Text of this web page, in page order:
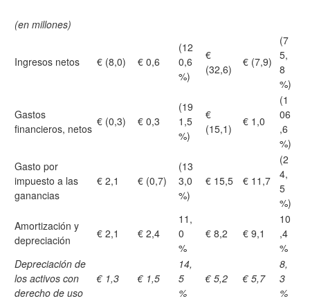
(en millones)
Ingresos netos € (8,0) € 0,6
(12
0,6
%)
€
(32,6)
€ (7,9)
(7
5,
8
%)
Gastos
financieros, netos
€ (0,3) € 0,3
(19
1,5
%)
€
(15,1)
€ 1,0
(1
06
,6
%)
Gasto por
impuesto a las
ganancias
€ 2,1 € (0,7)
(13
3,0
%)
€ 15,5 € 11,7
(2
4,
5
%)
Amortización y
depreciación
€ 2,1 € 2,4
11,
0
%
€ 8,2 € 9,1
10
,4
%
Depreciación de
los activos con
derecho de uso
€ 1,3 € 1,5
14,
5
%
€ 5,2 € 5,7
8,
3
%